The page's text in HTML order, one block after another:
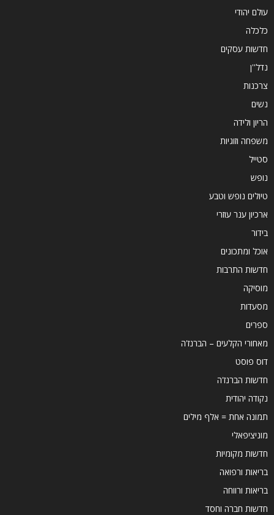
עולם יהודי
כלכלה
חדשות עסקים
נדל''ן
צרכנות
נשים
הריון ולידה
משפחה וזוגיות
סטייל
נופש
טיולים נופש וטבע
ארכיון ענר עוזרי
בידור
אוכל ומתכונים
חדשות התרבות
מוסיקה
מסעדות
ספרים
מאחורי הקלעים – הברנז'ה
דוס פוסט
חדשות הברנז'ה
נקודה יהודית
תמונה אחת = אלף מילים
מוניציפאלי
חדשות מקומיות
בריאות ורפואה
בריאות ורווחה
חדשות חברה וחסד